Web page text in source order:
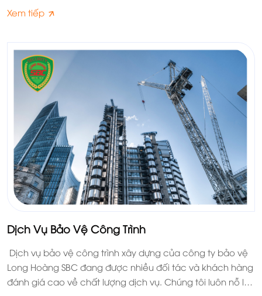
Xem tiếp
Dịch Vụ Bảo Vệ Công Trình
Dịch vụ bảo vệ công trình xây dựng của công ty bảo vệ
Long Hoàng SBC đang được nhiều đối tác và khách hàng
đánh giá cao về chất lượng dịch vụ. Chúng tôi luôn nỗ lực